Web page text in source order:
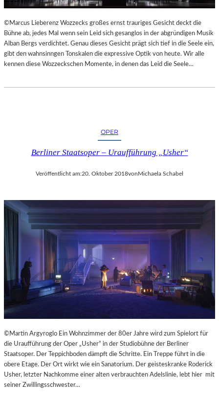
L
S
Ä
U
L
E
G
©Marcus Lieberenz Wozzecks großes ernst trauriges Gesicht deckt die
Bühne ab, jedes Mal wenn sein Leid sich gesanglos in der abgründigen Musik
Alban Bergs verdichtet. Genau dieses Gesicht prägt sich tief in die Seele ein,
gibt den wahnsinngen Tonskalen die expressive Optik von heute. Wir alle
kennen diese Wozzeckschen Momente, in denen das Leid die Seele…
OPER
Berliner Staatsoper – Uraufführung „Usher“
Veröffentlicht am:20. Oktober 2018vonMichaela Schabel
©Martin Argyroglo Ein Wohnzimmer der 80er Jahre wird zum Spielort für
die Uraufführung der Oper „Usher“ in der Studiobühne der Berliner
Staatsoper. Der Teppichboden dämpft die Schritte. Ein Treppe führt in die
obere Etage. Der Ort wirkt wie ein Sanatorium. Der geisteskranke Roderick
Usher, letzter Nachkomme einer alten verbrauchten Adelslinie, lebt hier mit
seiner Zwillingsschwester…